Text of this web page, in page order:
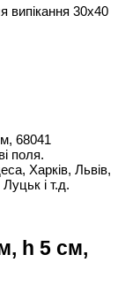
випікання 30х40
68041
поля.
Харків, Львів,
і т.д.
h 5 см,